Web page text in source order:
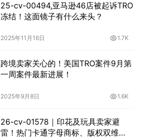
25-cv-00494,亚马逊46店被起诉TRO
冻结！这面镜子有什么来头？
2025年11月16日 1.7K
跨境卖家关心的！美国TRO案件9月第
一周案件最新进展！
2025年9月8日 1.6K
26-cv-01578｜印花及玩具卖家避
雷！热门卡通字母商标、版权双维